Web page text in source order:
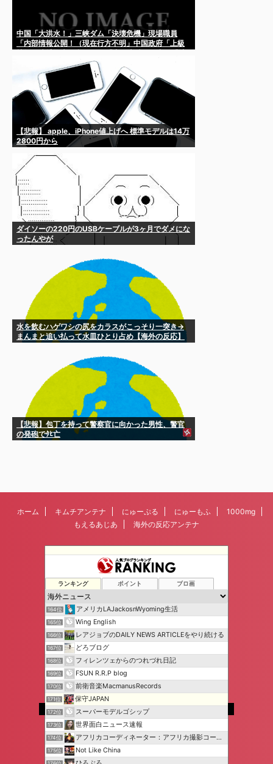
SPONSOR
中国「大洪水！」三峡ダム「決壊危機」現場職員
「内部情報公開！（現在行方不明」中国政府「上級
【悲報】 apple、iPhone値上げへ 標準モデルは14万
2800円から
ダイソーの220円のUSBケーブルが3ヶ月でダメにな
ったんやが
水を飲むハゲワシの尻をカラスがこっそり一突き→
まんまと追い払って水皿ひとり占め【海外の反応】
【悲報】包丁を持って警察官に向かった男性、警官
の発砲でﾀﾋ亡
ホーム キムチアンテナ にゅーぷる にゅーもふ
1000mg
もえるあじあ
海外の反応アンテナ
ランキング ポイント ブロ画
164位 アメリカLAJackosnWyoming生活
165位 Wing English
166位 レアジョブのDAILY NEWS ARTICLEをやり続ける
167位 どろブログ
168位 フィレンツェからのつれづれ日記
169位 FSUN R.R.P blog
170位 前衛音楽MacmanusRecords
171位 保守JAPAN
172位 スーパーモデルゴシップ
173位 世界面白ニュース速報
174位 アフリカコーディネーター：アフリカ撮影コーディネーター
175位 Not Like China